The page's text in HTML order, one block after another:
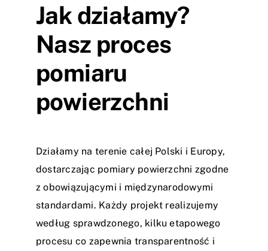
Jak działamy?
Nasz proces
pomiaru
powierzchni
Działamy na terenie całej Polski i Europy,
dostarczając pomiary powierzchni zgodne
z obowiązującymi i międzynarodowymi
standardami. Każdy projekt realizujemy
według sprawdzonego, kilku etapowego
procesu co zapewnia transparentność i